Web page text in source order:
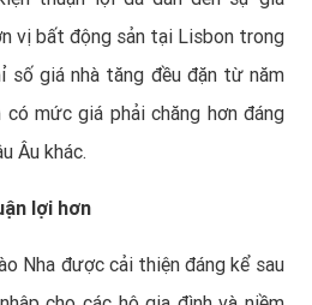
vị bất động sản tại Lisbon trong
số giá nhà tăng đều đặn từ năm
mức giá phải chăng hơn đáng
Âu khác.
lợi hơn
Nha được cải thiện đáng kể sau